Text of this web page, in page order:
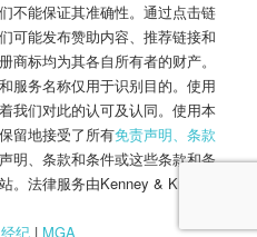
不能保证其准确性。通过点击链
可能发布赞助内容、推荐链接和
商标均为其各自所有者的财产。
服务名称仅用于识别目的。使用
我们对此的认可及认同。使用本
留地接受了所有免责声明、条款
明、条款和条件或这些条款和条
。法律服务由Kenney & Kropff
经纪 | MGA